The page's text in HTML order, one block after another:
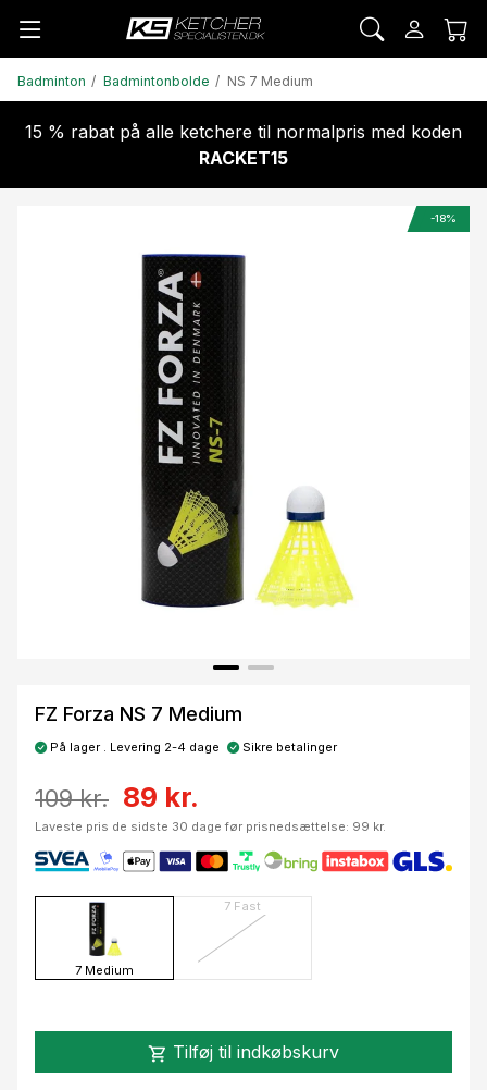
Badminton Badmintonbolde NS 7 Medium
15 % rabat på alle ketchere til normalpris med koden
RACKET15
-18%
FZ Forza NS 7 Medium
På lager . Levering 2-4 dage Sikre betalinger
109 kr. 89 kr.
Laveste pris de sidste 30 dage før prisnedsættelse: 99 kr.
7 Medium
7 Fast
shopping_cart Tilføj til indkøbskurv